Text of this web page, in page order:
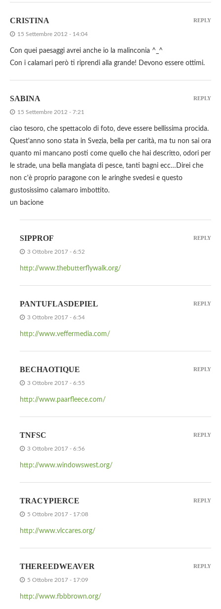
CRISTINA
15 Settembre 2012 - 14:04
Con quei paesaggi avrei anche io la malinconia ^_^
Con i calamari però ti riprendi alla grande! Devono essere ottimi.
REPLY
SABINA
15 Settembre 2012 - 7:21
ciao tesoro, che spettacolo di foto, deve essere bellissima procida.
Quest'anno sono stata in Svezia, bella per carità, ma tu non sai ora
quanto mi mancano posti come quello che hai descritto, odori per
le strade, una bella mangiata di pesce, tanti bagni ecc…Direi che
non c'è proprio paragone con le aringhe svedesi e questo
gustosissimo calamaro imbottito.
un bacione
REPLY
SIPPROF
3 Ottobre 2017 - 6:52
http://www.thebutterflywalk.org/
REPLY
PANTUFLASDEPIEL
3 Ottobre 2017 - 6:54
http://www.veffermedia.com/
REPLY
BECHAOTIQUE
3 Ottobre 2017 - 6:55
http://www.paarfleece.com/
REPLY
TNFSC
3 Ottobre 2017 - 6:56
http://www.windowswest.org/
REPLY
TRACYPIERCE
5 Ottobre 2017 - 17:08
http://www.vlccares.org/
REPLY
THEREEDWEAVER
5 Ottobre 2017 - 17:09
http://www.fbbbrown.org/
REPLY